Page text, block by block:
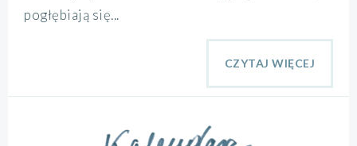
pogłębiają się...
CZYTAJ WIĘCEJ